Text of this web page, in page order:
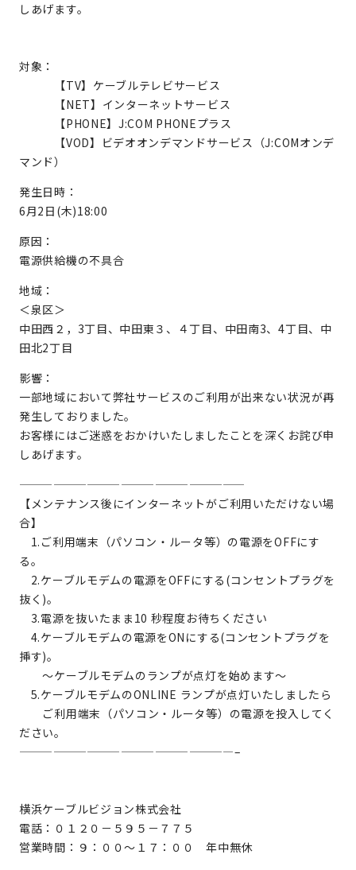
しあげます。
対象：
【TV】ケーブルテレビサービス
【NET】インターネットサービス
【PHONE】J:COM PHONEプラス
【VOD】ビデオオンデマンドサービス（J:COMオンデ
マンド）
発生日時：
6月2日(木)18:00
原因：
電源供給機の不具合
地域：
＜泉区＞
中田西２，3丁目、中田東３、４丁目、中田南3、4丁目、中
田北2丁目
影響：
一部地域において弊社サービスのご利用が出来ない状況が再
発生しておりました。
お客様にはご迷惑をおかけいたしましたことを深くお詫び申
しあげます。
————————————————————
【メンテナンス後にインターネットがご利用いただけない場
合】
1.ご利用端末（パソコン・ルータ等）の電源をOFFにす
る。
2.ケーブルモデムの電源をOFFにする(コンセントプラグを
抜く)。
3.電源を抜いたまま10 秒程度お待ちください
4.ケーブルモデムの電源をONにする(コンセントプラグを
挿す)。
～ケーブルモデムのランプが点灯を始めます～
5.ケーブルモデムのONLINE ランプが点灯いたしましたら
ご利用端末（パソコン・ルータ等）の電源を投入してく
ださい。
———————————————————–
横浜ケーブルビジョン株式会社
電話：０１２０－５９５－７７５
営業時間：９：００～１７：００ 年中無休